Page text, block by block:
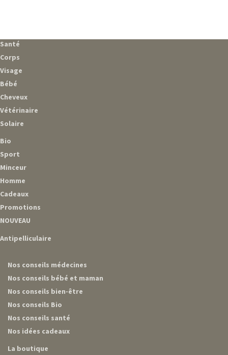
Santé
Corps
Visage
Bébé
Cheveux
Vétérinaire
Solaire
Bio
Sport
Minceur
Homme
Cadeaux
Promotions
NOUVEAU
Antipelliculaire
Nos conseils médecines
Nos conseils bébé et maman
Nos conseils bien-être
Nos conseils Bio
Nos conseils santé
Nos idées cadeaux
La boutique